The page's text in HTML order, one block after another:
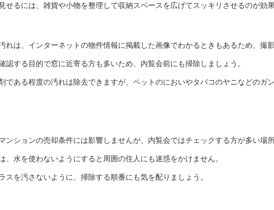
せるには、雑貨や小物を整理して収納スペースを広げてスッキリさせるのが効果
れは、インターネットの物件情報に掲載した画像でわかるときもあるため、撮
認する目的で窓に近寄る方も多いため、内覧会前にも掃除しましょう。
である程度の汚れは除去できますが、ペットのにおいやタバコのヤニなどのガ
ンションの売却条件には影響しませんが、内覧会ではチェックする方が多い場所
、水を使わないようにすると周囲の住人にも迷惑をかけません。
スを汚さないように、掃除する順番にも気を配りましょう。